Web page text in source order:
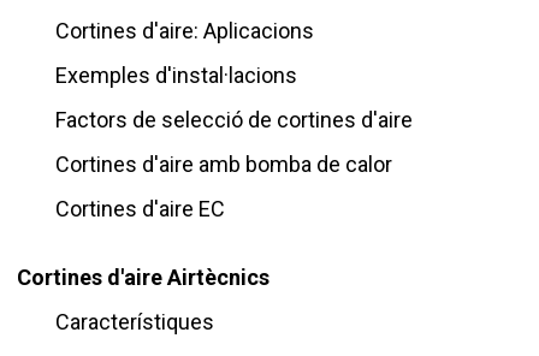
Cortines d'aire: Aplicacions
Exemples d'instal·lacions
Factors de selecció de cortines d'aire
Cortines d'aire amb bomba de calor
Cortines d'aire EC
Cortines d'aire Airtècnics
Característiques